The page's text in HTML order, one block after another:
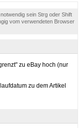
sein Strg oder Shift
vom verwendeten Browser